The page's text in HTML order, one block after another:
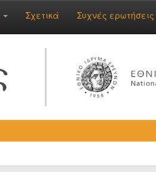
Σχετικά Συχνές ερωτήσεις